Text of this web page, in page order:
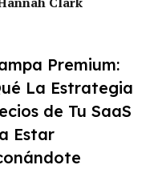
Premium:
La Estrategia
de Tu SaaS
Estar